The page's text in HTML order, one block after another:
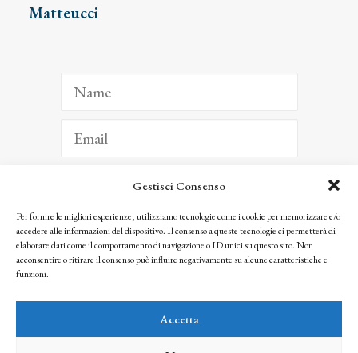
Gestisci Consenso
Per fornire le migliori esperienze, utilizziamo tecnologie come i cookie per memorizzare e/o
accedere alle informazioni del dispositivo. Il consenso a queste tecnologie ci permetterà di
elaborare dati come il comportamento di navigazione o ID unici su questo sito. Non
acconsentire o ritirare il consenso può influire negativamente su alcune caratteristiche e
funzioni.
Accetta
Matteucci
ISCRIVITI
Facendo clic per iscriverti, riconosci che le tue informazioni saranno trattate
seguendo la nostra Privacy Policy
© 2025 Istituto Matteucci. All right reserved
l’autorizzazione scritta dei proprietari dei diritti e dell’Istituto Matteucci